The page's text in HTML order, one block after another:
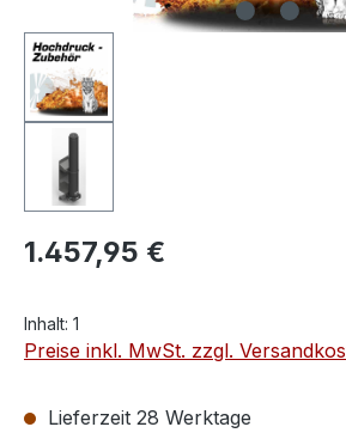
1.457,95 €
Inhalt: 1
Preise inkl. MwSt. zzgl.
Lieferzeit 28 Werktage